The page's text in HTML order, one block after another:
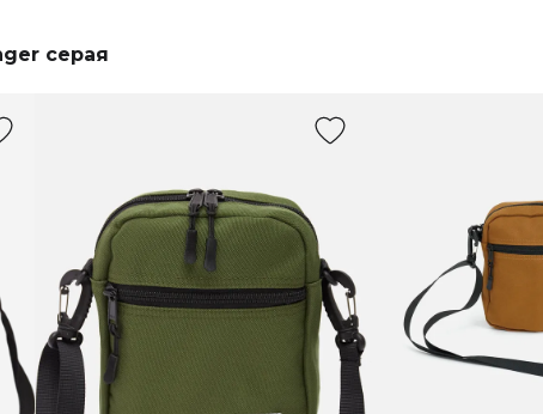
серая